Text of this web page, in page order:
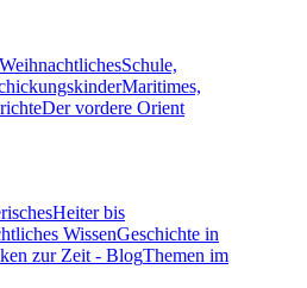
WeihnachtlichesSchule,
Maritimes,
Der vordere Orient
Heiter bis
WissenGeschichte in
zur Zeit - BlogThemen im